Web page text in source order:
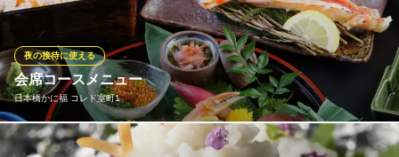
会席コースメニュー
日本橋かに福 コレド室町1
夜の接待に使える
かに専門店ならではの豪華な会席をご用意しております。忘年